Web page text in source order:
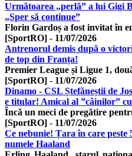
Următoarea „perlă” a lui Gigi
„Sper să continue”
Florin Gardoș a fost invitat în
[SportRO] - 11/07/2026
Antrenorul demis după o
de top din Franța!
Premier League și Ligue 1,
[SportRO] - 11/07/2026
Dinamo - CSL Ștefăneștii de
e titular! Amical al ”câinilor”
Încă un meci de pregătire
[SportRO] - 11/07/2026
Ce nebunie! Țara în care
numele Haaland